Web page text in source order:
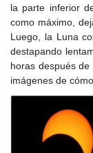
la parte inferior
como máximo,
Luego, la Luna
destapando
horas después
imágenes de